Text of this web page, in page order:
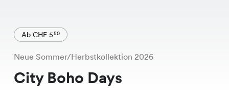
Ab CHF 550
Neue Sommer/Herbstkollektion 2026
City Boho Days